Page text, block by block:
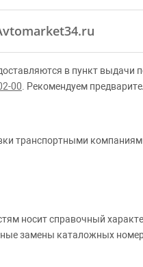
в пункт выдачи
00 . Рекомендуем
транспортными
носит справочный
замены каталожных